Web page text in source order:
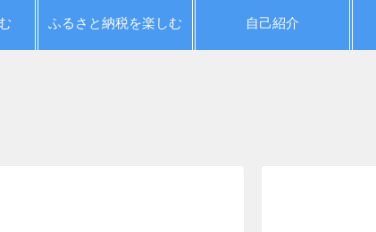
ふるさと納税を楽しむ 自己紹介